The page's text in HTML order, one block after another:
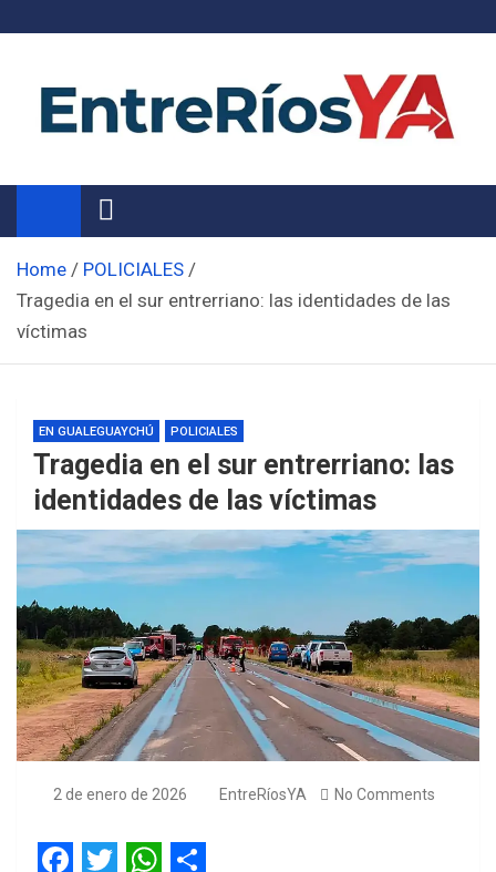
Noticias de Entre Ríos
Información de toda la provincia ahora
Home
POLICIALES
Tragedia en el sur entrerriano: las identidades de las
víctimas
EN GUALEGUAYCHÚ POLICIALES
Tragedia en el sur entrerriano: las
identidades de las víctimas
2 de enero de 2026 EntreRíosYA No Comments